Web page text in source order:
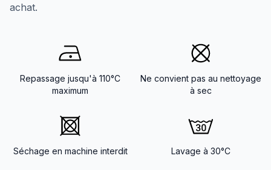
achat.
Repassage jusqu'à 110°C
maximum
Ne convient pas au nettoyage
à sec
Séchage en machine interdit Lavage à 30°C